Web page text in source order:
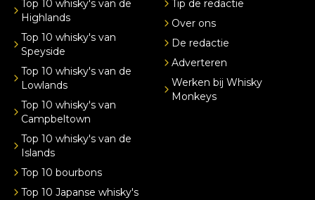
Top 10 whisky's van de
Highlands
Top 10 whisky's van
Speyside
Top 10 whisky's van de
Lowlands
Top 10 whisky's van
Campbeltown
Top 10 whisky's van de
Islands
Top 10 bourbons
Top 10 Japanse whisky's
Tip de redactie
Over ons
De redactie
Adverteren
Werken bij Whisky
Monkeys